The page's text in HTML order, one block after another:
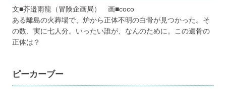
文■芥邉雨龍（冒険企画局） 画■coco
ある離島の火葬場で、炉から正体不明の白骨が見つかった。そ
の数、実に七人分。いったい誰が、なんのために。この遺骨の
正体は？
ピーカーブー